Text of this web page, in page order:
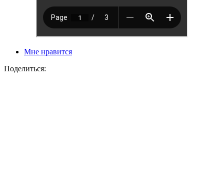
Мне нравится
Поделиться: